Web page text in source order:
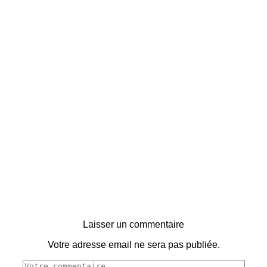
Laisser un commentaire
Votre adresse email ne sera pas publiée.